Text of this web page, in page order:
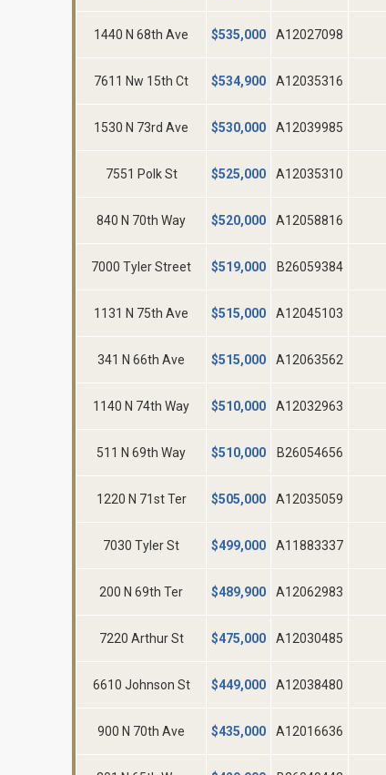
1440 N 68th Ave $535,000 A12027098
7611 Nw 15th Ct $534,900 A12035316
1530 N 73rd Ave $530,000 A12039985
7551 Polk St $525,000 A12035310
840 N 70th Way $520,000 A12058816
7000 Tyler Street $519,000 B26059384
1131 N 75th Ave $515,000 A12045103
341 N 66th Ave $515,000 A12063562
1140 N 74th Way $510,000 A12032963
511 N 69th Way $510,000 B26054656
1220 N 71st Ter $505,000 A12035059
7030 Tyler St $499,000 A11883337
200 N 69th Ter $489,900 A12062983
7220 Arthur St $475,000 A12030485
6610 Johnson St $449,000 A12038480
900 N 70th Ave $435,000 A12016636